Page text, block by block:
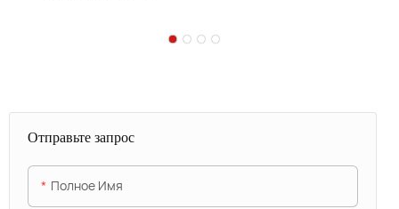
Отправьте запрос
Полное Имя